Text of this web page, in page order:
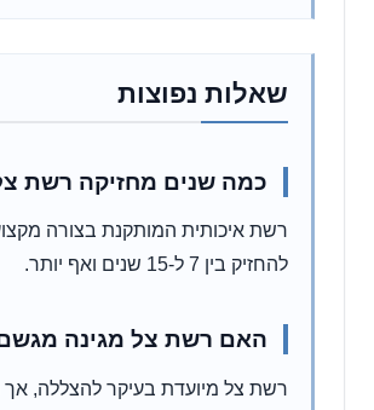
שאלות נפוצות
כמה שנים מחזיקה רשת
רשת איכותית המותקנת בצורה
להחזיק בין 7 ל-15 שנים ואף יותר.
האם רשת צל מגינה
רשת צל מיועדת בעיקר להצללה, אך